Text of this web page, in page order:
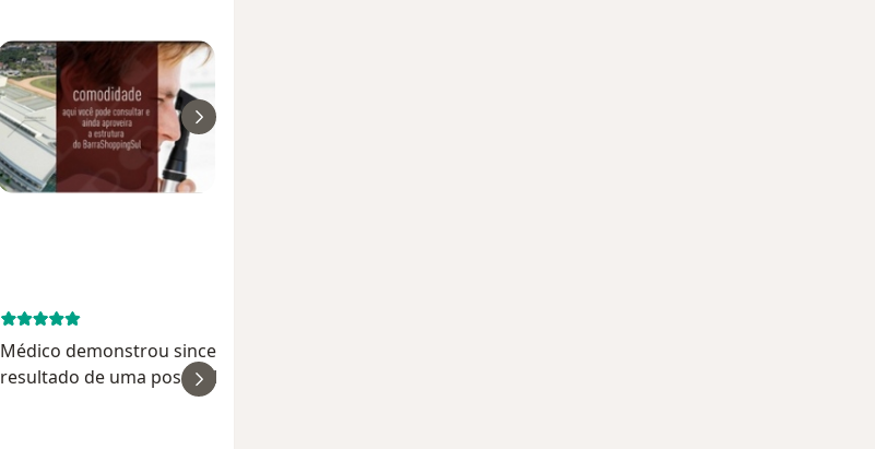
Médico demonstrou sinceridade ao falar do
resultado de uma possível cirurgia de catarata
que quero fazer, explicando conforme o meu